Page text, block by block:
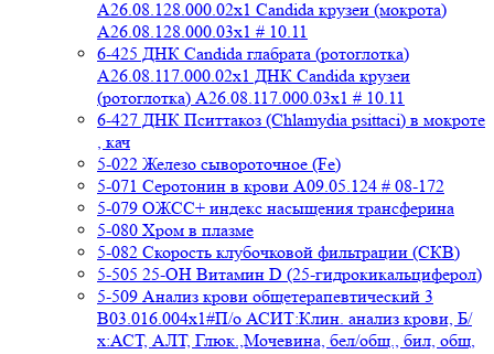
A26.08.128.000.02x1 Candida крузеи (мокрота)
A26.08.128.000.03x1 # 10.11
6-425 ДНК Candida глабрата (ротоглотка)
A26.08.117.000.02x1 ДНК Candida крузеи
(ротоглотка) A26.08.117.000.03x1 # 10.11
6-427 ДНК Пситтакоз (Chlamydia psittaci) в мокроте
, кач
5-022 Железо сывороточное (Fe)
5-071 Серотонин в крови A09.05.124 # 08-172
5-079 ОЖСС+ индекс насыщения трансферина
5-080 Хром в плазме
5-082 Скорость клубочковой фильтрации (СКВ)
5-505 25-ОН Витамин D (25-гидрокикальциферол)
5-509 Анализ крови общетерапевтический 3
B03.016.004x1#П/о АСИТ:Клин. анализ крови, Б/
х:АСТ, АЛТ, Глюк.,Мочевина, бел/общ., бил, общ,